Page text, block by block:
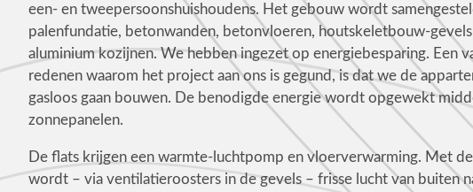
een- en tweepersoonshuishoudens. Het gebouw wordt
palenfundatie, betonwanden, betonvloeren, houtskeletbouw-
aluminium kozijnen. We hebben ingezet op energiebesparing. Een
redenen waarom het project aan ons is gegund, is dat we de
gasloos gaan bouwen. De benodigde energie wordt opgewekt
zonnepanelen.
De flats krijgen een warmte-luchtpomp en vloerverwarming. Met
wordt – via ventilatieroosters in de gevels – frisse lucht van buiten